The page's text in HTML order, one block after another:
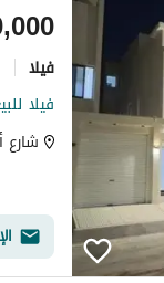
فیلا
فيلا
شارع